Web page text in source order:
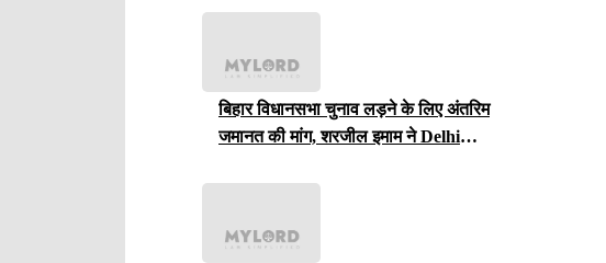
बिहार विधानसभा चुनाव लड़ने के लिए अंतरिम
जमानत की मांग, शरजील इमाम ने Delhi